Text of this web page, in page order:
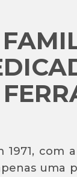
com
uma